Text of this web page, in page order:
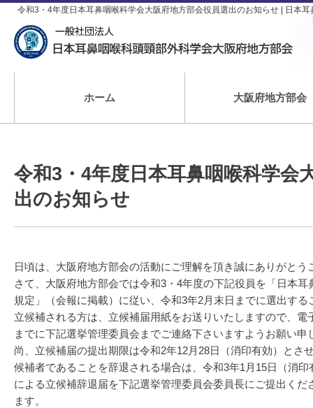
令和3・4年度日本耳鼻咽喉科学会大阪府地方部会役員選出のお知らせ | 日本
ホーム 大阪府地方部会
令和3・4年度日本耳鼻咽喉科学会
出のお知らせ
日頃は、大阪府地方部会の活動にご理解を頂き誠にありがとう
さて、大阪府地方部会では令和3・4年度の下記役員を「日本
規定」（会報に掲載）に従い、令和3年2月末日までに選出する
立候補される方は、立候補届用紙をお送りいたしますので、
までに下記選挙管理委員会までご連絡下さいますようお願い申
尚、立候補届の提出期限は令和2年12月28日（消印有効）とさ
候補者であることを辞退される場合は、令和3年1月15日（消
による立候補辞退届を下記選挙管理委員会委員長にご提出く
ます。